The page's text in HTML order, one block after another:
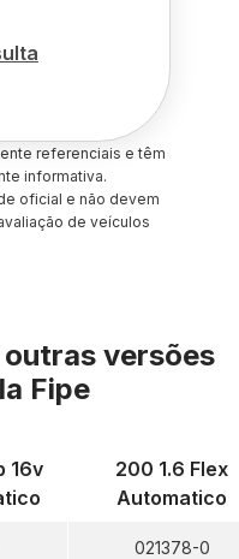
referenciais e têm
informativa.
oficial e não devem
de veículos
versões
Fipe
16v
200 1.6 Flex
Automatico
021378-0